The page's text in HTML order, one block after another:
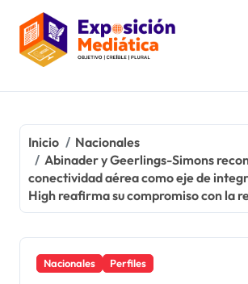
contenido
Inicio
Nacionales
Abinader y Geerlings-Simons
conectividad aérea como eje de
High reafirma su compromiso con la
Nacionales Perfiles